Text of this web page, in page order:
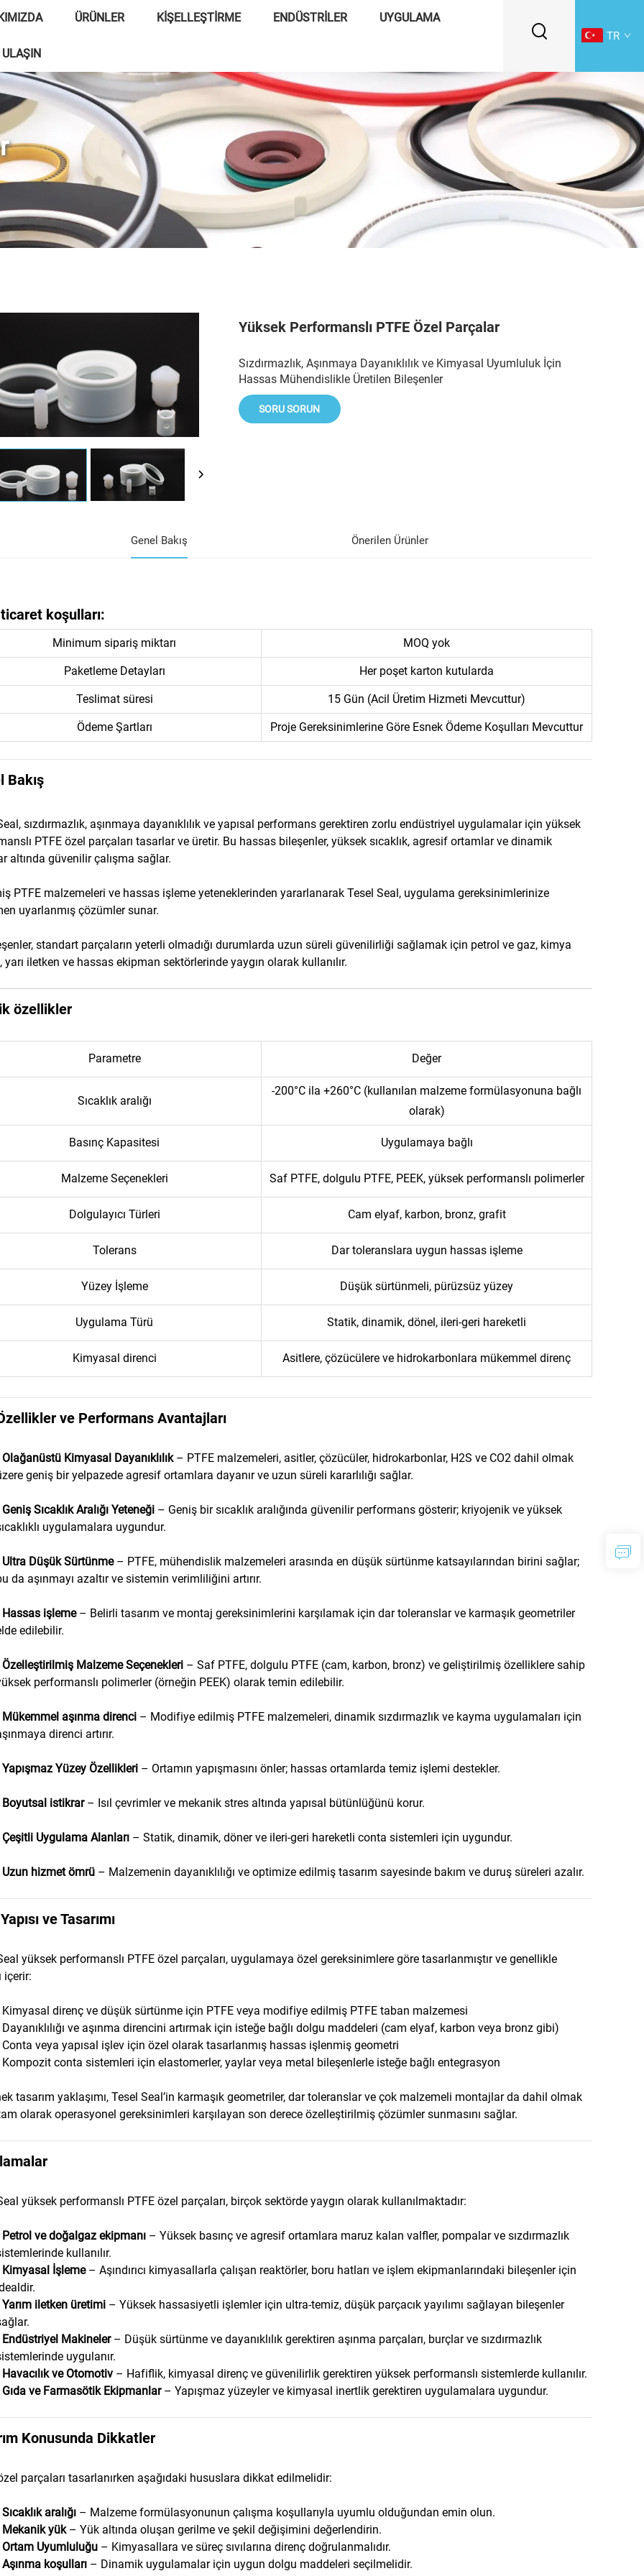
ÜRÜNLER KIŞELLEŞTIRME ENDÜSTRILER UYGULAMA
TR
Yüksek Performanslı PTFE Özel Parçalar
Sızdırmazlık, Aşınmaya Dayanıklılık ve Kimyasal Uyumluluk İçin
Hassas Mühendislikle Üretilen Bileşenler
SORU SORUN
Genel Bakış Önerilen Ürünler
koşulları:
Minimum sipariş miktarı MOQ yok
Paketleme Detayları Her poşet karton kutularda
Teslimat süresi 15 Gün (Acil Üretim Hizmeti Mevcuttur)
Ödeme Şartları Proje Gereksinimlerine Göre Esnek Ödeme Koşulları Mevcuttur
Bakış
sızdırmazlık, aşınmaya dayanıklılık ve yapısal performans gerektiren zorlu endüstriyel uygulamalar için yüksek
PTFE özel parçaları tasarlar ve üretir. Bu hassas bileşenler, yüksek sıcaklık, agresif ortamlar ve dinamik
altında güvenilir çalışma sağlar.
PTFE malzemeleri ve hassas işleme yeteneklerinden yararlanarak Tesel Seal, uygulama gereksinimlerinize
uyarlanmış çözümler sunar.
standart parçaların yeterli olmadığı durumlarda uzun süreli güvenilirliği sağlamak için petrol ve gaz, kimya
yarı iletken ve hassas ekipman sektörlerinde yaygın olarak kullanılır.
özellikler
Parametre Değer
Sıcaklık aralığı
-200°C ila +260°C (kullanılan malzeme formülasyonuna bağlı
olarak)
Basınç Kapasitesi Uygulamaya bağlı
Malzeme Seçenekleri Saf PTFE, dolgulu PTFE, PEEK, yüksek performanslı polimerler
Dolgulayıcı Türleri Cam elyaf, karbon, bronz, grafit
Tolerans Dar toleranslara uygun hassas işleme
Yüzey İşleme Düşük sürtünmeli, pürüzsüz yüzey
Uygulama Türü Statik, dinamik, dönel, ileri-geri hareketli
Kimyasal direnci Asitlere, çözücülere ve hidrokarbonlara mükemmel direnç
ve Performans Avantajları
Olağanüstü Kimyasal Dayanıklılık – PTFE malzemeleri, asitler, çözücüler, hidrokarbonlar, H2S ve CO2 dahil olmak
geniş bir yelpazede agresif ortamlara dayanır ve uzun süreli kararlılığı sağlar.
Geniş Sıcaklık Aralığı Yeteneği – Geniş bir sıcaklık aralığında güvenilir performans gösterir; kriyojenik ve yüksek
uygulamalara uygundur.
Ultra Düşük Sürtünme – PTFE, mühendislik malzemeleri arasında en düşük sürtünme katsayılarından birini sağlar;
da aşınmayı azaltır ve sistemin verimliliğini artırır.
Hassas işleme – Belirli tasarım ve montaj gereksinimlerini karşılamak için dar toleranslar ve karmaşık geometriler
edilebilir.
Özelleştirilmiş Malzeme Seçenekleri – Saf PTFE, dolgulu PTFE (cam, karbon, bronz) ve geliştirilmiş özelliklere sahip
performanslı polimerler (örneğin PEEK) olarak temin edilebilir.
Mükemmel aşınma direnci – Modifiye edilmiş PTFE malzemeleri, dinamik sızdırmazlık ve kayma uygulamaları için
direnci artırır.
Yapışmaz Yüzey Özellikleri – Ortamın yapışmasını önler; hassas ortamlarda temiz işlemi destekler.
Boyutsal istikrar – Isıl çevrimler ve mekanik stres altında yapısal bütünlüğünü korur.
Çeşitli Uygulama Alanları – Statik, dinamik, döner ve ileri-geri hareketli conta sistemleri için uygundur.
Uzun hizmet ömrü – Malzemenin dayanıklılığı ve optimize edilmiş tasarım sayesinde bakım ve duruş süreleri azalır.
ve Tasarımı
yüksek performanslı PTFE özel parçaları, uygulamaya özel gereksinimlere göre tasarlanmıştır ve genellikle
içerir:
Kimyasal direnç ve düşük sürtünme için PTFE veya modifiye edilmiş PTFE taban malzemesi
Dayanıklılığı ve aşınma direncini artırmak için isteğe bağlı dolgu maddeleri (cam elyaf, karbon veya bronz gibi)
Conta veya yapısal işlev için özel olarak tasarlanmış hassas işlenmiş geometri
Kompozit conta sistemleri için elastomerler, yaylar veya metal bileşenlerle isteğe bağlı entegrasyon
tasarım yaklaşımı, Tesel Seal’in karmaşık geometriler, dar toleranslar ve çok malzemeli montajlar da dahil olmak
olarak operasyonel gereksinimleri karşılayan son derece özelleştirilmiş çözümler sunmasını sağlar.
yüksek performanslı PTFE özel parçaları, birçok sektörde yaygın olarak kullanılmaktadır:
Petrol ve doğalgaz ekipmanı – Yüksek basınç ve agresif ortamlara maruz kalan valfler, pompalar ve sızdırmazlık
kullanılır.
Kimyasal İşleme – Aşındırıcı kimyasallarla çalışan reaktörler, boru hatları ve işlem ekipmanlarındaki bileşenler için
Yarım iletken üretimi – Yüksek hassasiyetli işlemler için ultra-temiz, düşük parçacık yayılımı sağlayan bileşenler
Endüstriyel Makineler – Düşük sürtünme ve dayanıklılık gerektiren aşınma parçaları, burçlar ve sızdırmazlık
uygulanır.
Havacılık ve Otomotiv – Hafiflik, kimyasal direnç ve güvenilirlik gerektiren yüksek performanslı sistemlerde kullanılır.
Gıda ve Farmasötik Ekipmanlar – Yapışmaz yüzeyler ve kimyasal inertlik gerektiren uygulamalara uygundur.
Konusunda Dikkatler
parçaları tasarlanırken aşağıdaki hususlara dikkat edilmelidir:
Sıcaklık aralığı – Malzeme formülasyonunun çalışma koşullarıyla uyumlu olduğundan emin olun.
Mekanik yük – Yük altında oluşan gerilme ve şekil değişimini değerlendirin.
Ortam Uyumluluğu – Kimyasallara ve süreç sıvılarına direnç doğrulanmalıdır.
Aşınma koşulları – Dinamik uygulamalar için uygun dolgu maddeleri seçilmelidir.